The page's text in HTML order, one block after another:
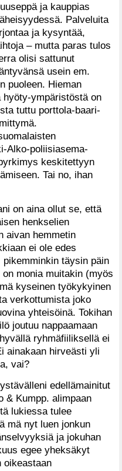
ja kauppias
Palveluita
ja kysyntää,
– mutta paras tulos
olisi sattunut
usein em.
puoleen. Hieman
ympäristöstä on
tuttu porttola-baari-
Alko-poliisiasema-
keskitettyyn
Tai no, ihan
on aina ollut se, että
henkselien
aivan hemmetin
ei ole edes
täysin päin
monia muitakin (myös
kyseinen työkykyinen
verkottumista joko
yhteisöinä. Tokihan
joutuu nappaamaan
ryhmäfiiliksellä ei
ainakaan hirveästi yli
vai?
edellämainitut
& Kumpp. alimpaan
lukiessa tulee
mä nyt luen jonkun
ja jokuhan
egee yheksäkyt
oikeastaan